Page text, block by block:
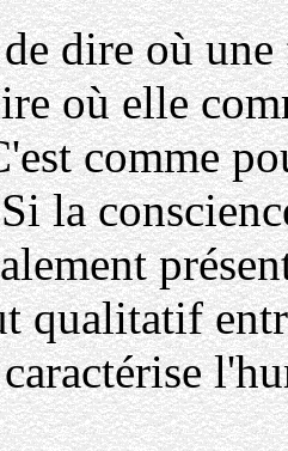
dire où
où elle
comme
la
qualitatif